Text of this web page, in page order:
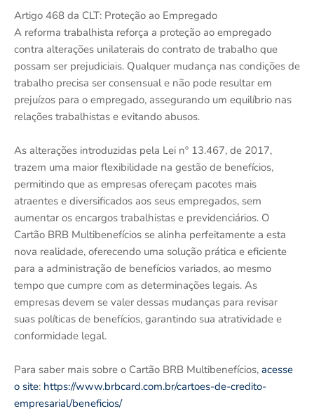
Artigo 468 da CLT: Proteção ao Empregado
A reforma trabalhista reforça a proteção ao empregado
contra alterações unilaterais do contrato de trabalho que
possam ser prejudiciais. Qualquer mudança nas condições de
trabalho precisa ser consensual e não pode resultar em
prejuízos para o empregado, assegurando um equilíbrio nas
relações trabalhistas e evitando abusos.
As alterações introduzidas pela Lei nº 13.467, de 2017,
trazem uma maior flexibilidade na gestão de benefícios,
permitindo que as empresas ofereçam pacotes mais
atraentes e diversificados aos seus empregados, sem
aumentar os encargos trabalhistas e previdenciários. O
Cartão BRB Multibenefícios se alinha perfeitamente a esta
nova realidade, oferecendo uma solução prática e eficiente
para a administração de benefícios variados, ao mesmo
tempo que cumpre com as determinações legais. As
empresas devem se valer dessas mudanças para revisar
suas políticas de benefícios, garantindo sua atratividade e
conformidade legal.
Para saber mais sobre o Cartão BRB Multibenefícios, acesse
o site: https://www.brbcard.com.br/cartoes-de-credito-
empresarial/beneficios/